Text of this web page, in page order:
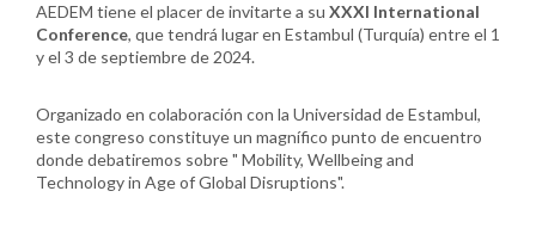
AEDEM tiene el placer de invitarte a su XXXI International
Conference, que tendrá lugar en Estambul (Turquía) entre el 1
y el 3 de septiembre de 2024.
Organizado en colaboración con la Universidad de Estambul,
este congreso constituye un magnífico punto de encuentro
donde debatiremos sobre " Mobility, Wellbeing and
Technology in Age of Global Disruptions".